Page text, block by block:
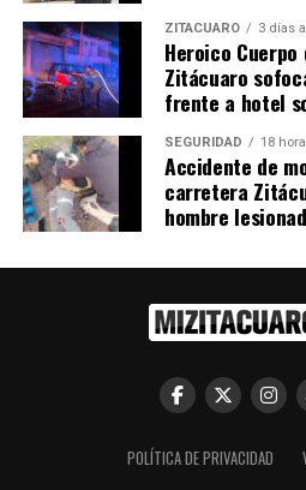
Preventiva Oficiosa: Nueva
Esperanza para Michoacán,
Afirma el Senador Raúl
Morón
28 noviembre, 2024
En "Política"
por
25
En
Prohibir reelección y
nepotismo reivindica la lucha
ZITÁCUARO 3 días
Heroico Cuerpo
Zitácuaro
frente a hotel
SEGURIDAD 18
Accidente de
carretera
hombre
POLÍTICA DE PRIVACIDAD